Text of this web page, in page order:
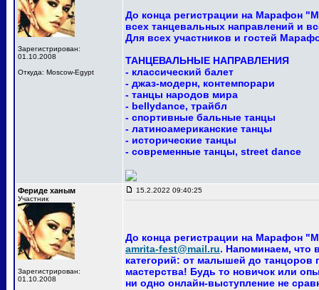
Зарегистрирован:
01.10.2008
Откуда: Moscow-Egypt
До конца регистрации на Марафон
всех танцевальных направлений и
Для всех участников и гостей
ТАНЦЕВАЛЬНЫЕ НАПРАВЛЕНИЯ
- классический балет
- джаз-модерн, контемпорари
- танцы народов мира
- bellydance, трайбл
- спортивные бальные танцы
- латиноамериканские танцы
- исторические танцы
- современные танцы, street dance
Фериде ханым
Участник
Зарегистрирован:
01.10.2008
15.2.2022 09:40:25
До конца регистрации на Марафон
amrita-fest@mail.ru. Напоминаем, что
категорий: от малышей до танцоров
мастерства! Будь то новичок или
ни одно онлайн-выступление не